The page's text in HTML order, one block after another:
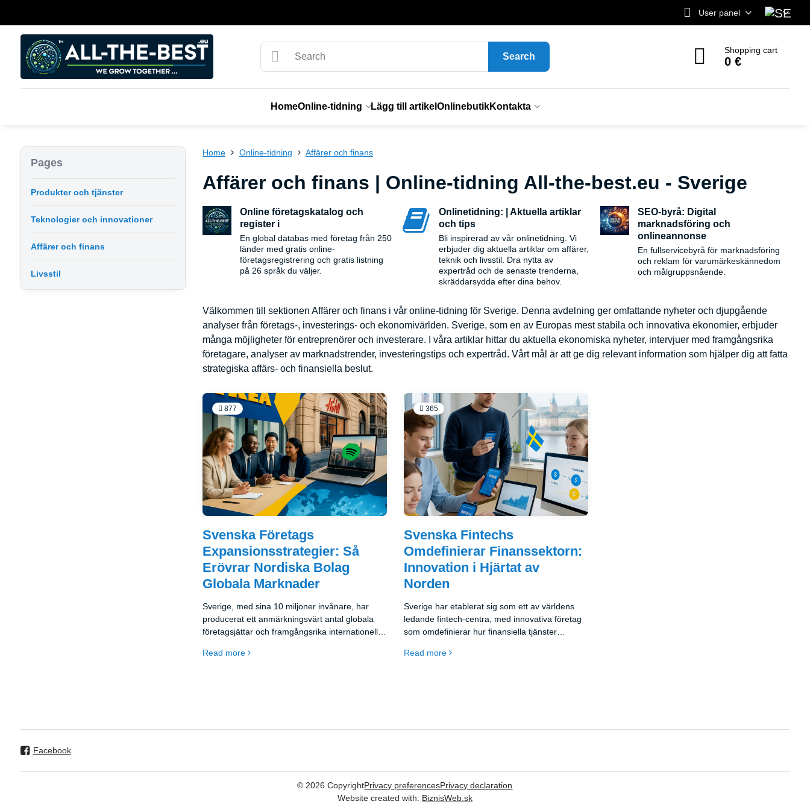
User panel
Search
Shopping cart
0 €
HomeOnline-tidning Lägg till artikel OnlinebutikKontakta
Home Online-tidning Affärer och finans
Affärer och finans | Online-tidning All-the-best.eu - Sverige
Online företagskatalog och
register i
En global databas med företag från 250
länder med gratis online-
företagsregistrering och gratis listning
på 26 språk du väljer.
Onlinetidning: | Aktuella artiklar
och tips
Bli inspirerad av vår onlinetidning. Vi
erbjuder dig aktuella artiklar om affärer,
teknik och livsstil. Dra nytta av
expertråd och de senaste trenderna,
skräddarsydda efter dina behov.
SEO-byrå: Digital
marknadsföring och
onlineannonse
En fullservicebyrå för marknadsföring
och reklam för varumärkeskännedom
och målgruppsnående.
Välkommen till sektionen Affärer och finans i vår online-tidning för Sverige. Denna avdelning ger omfattande nyheter och djupgående
analyser från företags-, investerings- och ekonomivärlden. Sverige, som en av Europas mest stabila och innovativa ekonomier, erbjuder
många möjligheter för entreprenörer och investerare. I våra artiklar hittar du aktuella ekonomiska nyheter, intervjuer med framgångsrika
företagare, analyser av marknadstrender, investeringstips och expertråd. Vårt mål är att ge dig relevant information som hjälper dig att fatta
strategiska affärs- och finansiella beslut.
877
Svenska Företags
Expansionsstrategier: Så
Erövrar Nordiska Bolag
Globala Marknader
Sverige, med sina 10 miljoner invånare, har
producerat ett anmärkningsvärt antal globala
företagsjättar och framgångsrika internationella
och H&M till nyare spelare som Spotify och
Read more
365
Svenska Fintechs
Omdefinierar Finanssektorn:
Innovation i Hjärtat av
Norden
Sverige har etablerat sig som ett av världens
ledande fintech-centra, med innovativa företag
som omdefinierar hur finansiella tjänster
betalningar till neobanker och
Read more
Pages
Produkter och tjänster
Teknologier och innovationer
Affärer och finans
Livsstil
Facebook
© 2026 CopyrightPrivacy preferencesPrivacy declaration
Website created with: BiznisWeb.sk